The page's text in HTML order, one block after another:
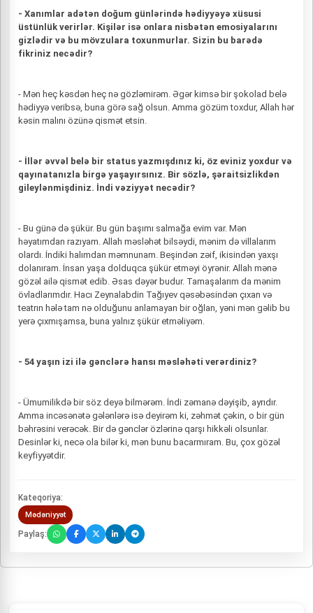
- Xanımlar adətən doğum günlərində hədiyyəyə xüsusi
üstünlük verirlər. Kişilər isə onlara nisbətən emosiyalarını
gizlədir və bu mövzulara toxunmurlar. Sizin bu barədə
fikriniz necədir?
- Mən heç kəsdən heç nə gözləmirəm. Əgər kimsə bir şokolad belə
hədiyyə veribsə, buna görə sağ olsun. Amma gözüm toxdur, Allah hər
kəsin malını özünə qismət etsin.
- İllər əvvəl belə bir status yazmışdınız ki, öz eviniz yoxdur və
qayınatanızla birgə yaşayırsınız. Bir sözlə, şəraitsizlikdən
gileylənmişdiniz. İndi vəziyyət necədir?
- Bu günə də şükür. Bu gün başımı salmağa evim var. Mən
həyatımdan razıyam. Allah məsləhət bilsəydi, mənim də villalarım
olardı. İndiki halımdan məmnunam. Beşindən zəif, ikisindən yaxşı
dolanıram. İnsan yaşa dolduqca şükür etməyi öyrənir. Allah mənə
gözəl ailə qismət edib. Əsas dəyər budur. Tamaşalarım da mənim
övladlarımdır. Hacı Zeynalabdin Tağıyev qəsəbəsindən çıxan və
teatrın hələ tam nə olduğunu anlamayan bir oğlan, yəni mən gəlib bu
yerə çıxmışamsa, buna yalnız şükür etməliyəm.
- 54 yaşın izi ilə gənclərə hansı məsləhəti verərdiniz?
- Ümumilikdə bir söz deyə bilmərəm. İndi zəmanə dəyişib, ayrıdır.
Amma incəsənətə gələnlərə isə deyirəm ki, zəhmət çəkin, o bir gün
bəhrəsini verəcək. Bir də gənclər özlərinə qarşı hikkəli olsunlar.
Desinlər ki, necə ola bilər ki, mən bunu bacarmıram. Bu, çox gözəl
keyfiyyətdir.
Kateqoriya:
Mədəniyyət
Paylaş: